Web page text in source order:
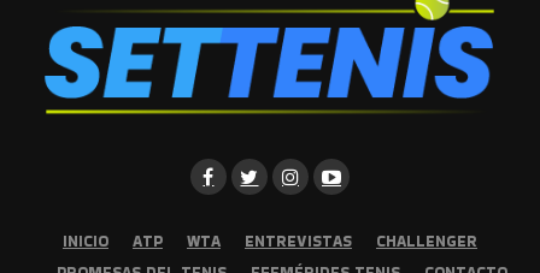
INICIO ATP WTA ENTREVISTAS
CHALLENGER